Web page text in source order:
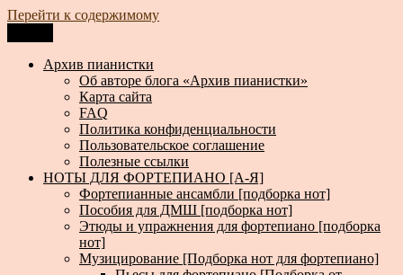
Перейти к содержимому
Архив пианистки
Всё для пианистов: ноты, книги, музыка, статьи…
Архив пианистки
Об авторе блога «Архив пианистки»
Карта сайта
FAQ
Политика конфиденциальности
Пользовательское соглашение
Полезные ссылки
НОТЫ ДЛЯ ФОРТЕПИАНО [А-Я]
Фортепианные ансамбли [подборка нот]
Пособия для ДМШ [подборка нот]
Этюды и упражнения для фортепиано [подборка
нот]
Музицирование [Подборка нот для фортепиано]